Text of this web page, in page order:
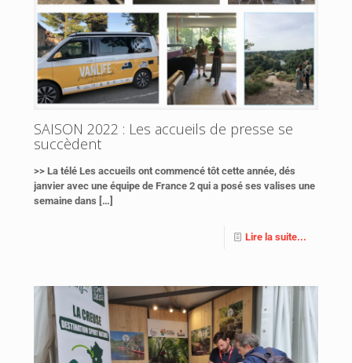
SAISON 2022 : Les accueils de presse se
succèdent
>> La télé Les accueils ont commencé tôt cette année, dés
janvier avec une équipe de France 2 qui a posé ses valises une
semaine dans […]
Lire la suite...